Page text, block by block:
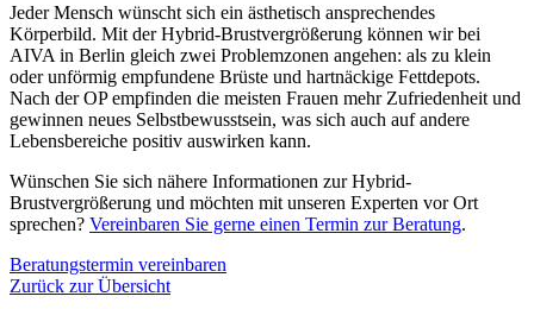
Jeder Mensch wünscht sich ein ästhetisch ansprechendes
Körperbild. Mit der Hybrid-Brustvergrößerung können wir bei
AIVA in Berlin gleich zwei Problemzonen angehen: als zu klein
oder unförmig empfundene Brüste und hartnäckige Fettdepots.
Nach der OP empfinden die meisten Frauen mehr Zufriedenheit und
gewinnen neues Selbstbewusstsein, was sich auch auf andere
Lebensbereiche positiv auswirken kann.
Wünschen Sie sich nähere Informationen zur Hybrid-
Brustvergrößerung und möchten mit unseren Experten vor Ort
sprechen? Vereinbaren Sie gerne einen Termin zur Beratung.
Beratungstermin vereinbaren
Zurück zur Übersicht